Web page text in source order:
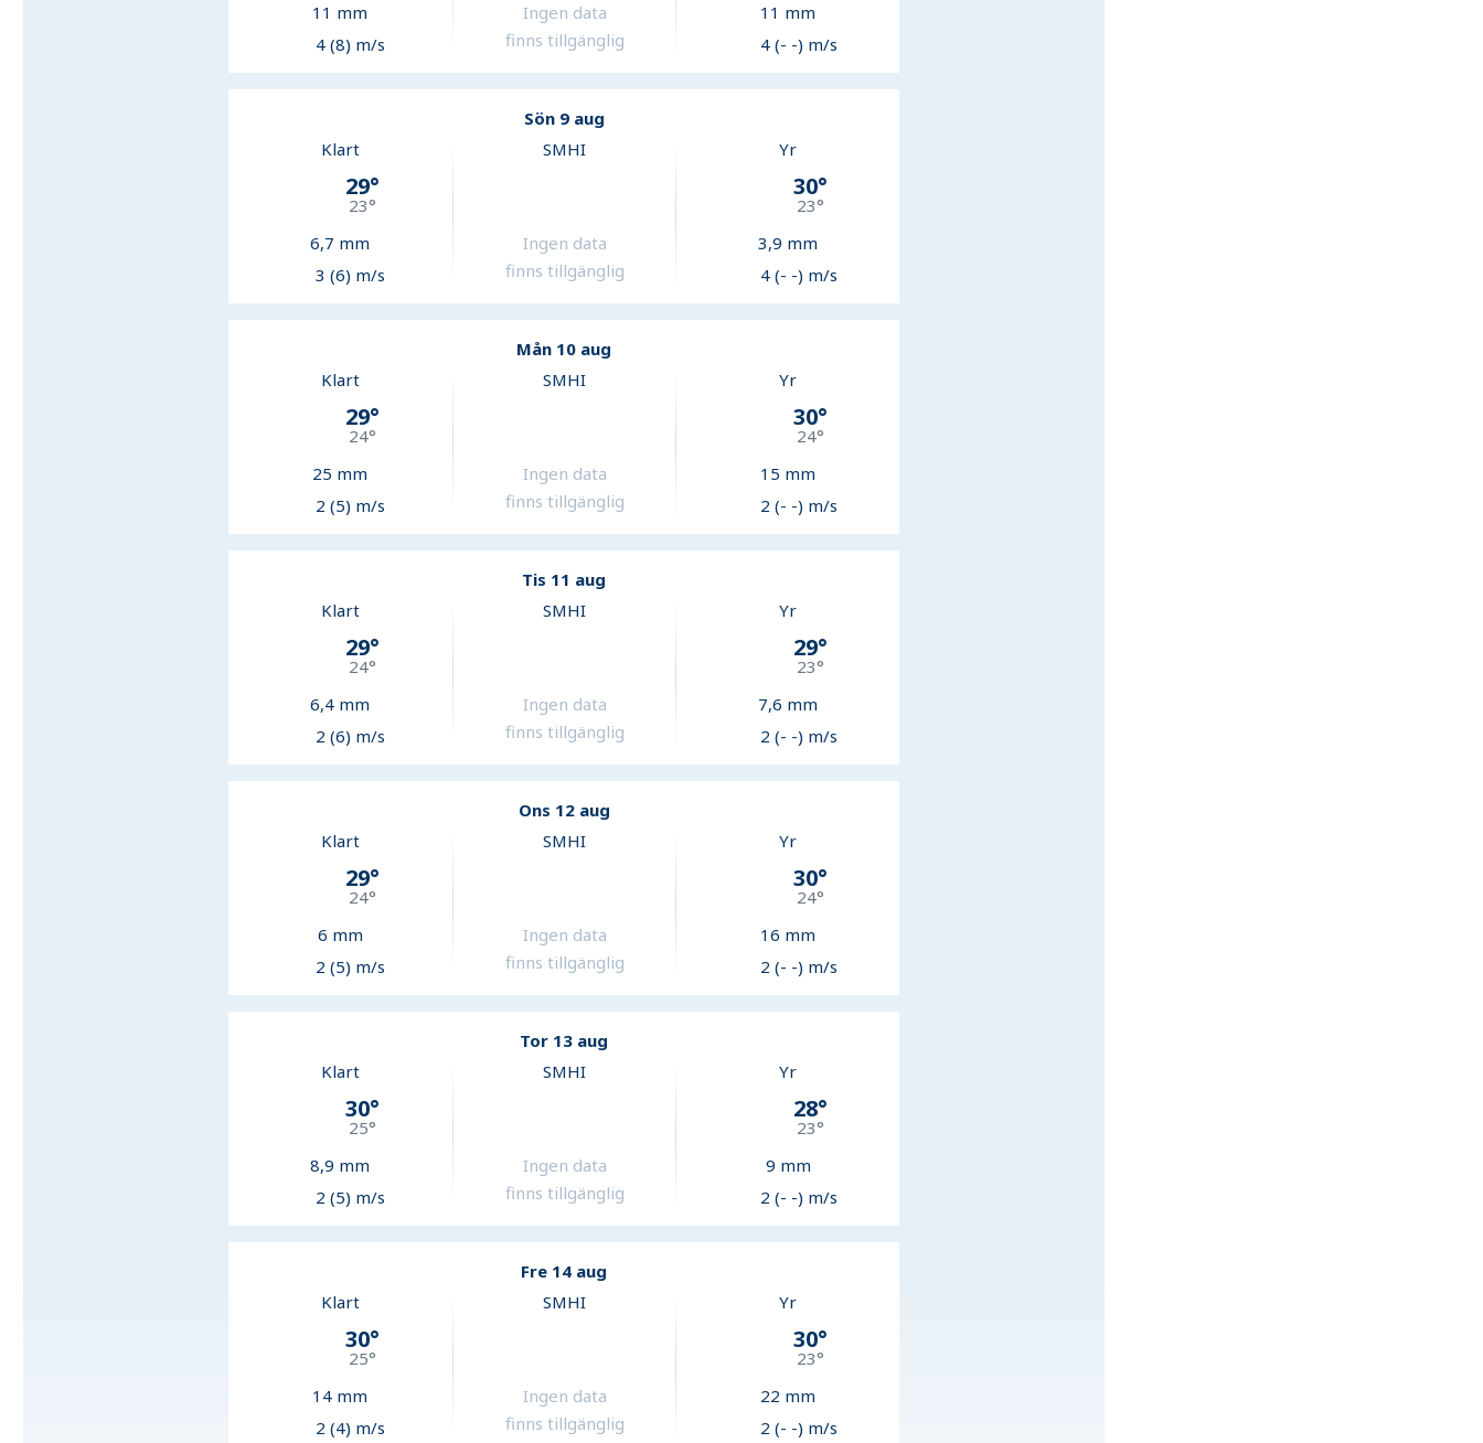
11 mm
4 (8) m/s
Ingen data
finns tillgänglig
11 mm
4 (- -) m/s
Sön 9 aug
Klart
29°
23°
6,7 mm
3 (6) m/s
SMHI
Ingen data
finns tillgänglig
Yr
30°
23°
3,9 mm
4 (- -) m/s
Mån 10 aug
Klart
29°
24°
25 mm
2 (5) m/s
SMHI
Ingen data
finns tillgänglig
Yr
30°
24°
15 mm
2 (- -) m/s
Tis 11 aug
Klart
29°
24°
6,4 mm
2 (6) m/s
SMHI
Ingen data
finns tillgänglig
Yr
29°
23°
7,6 mm
2 (- -) m/s
Ons 12 aug
Klart
29°
24°
6 mm
2 (5) m/s
SMHI
Ingen data
finns tillgänglig
Yr
30°
24°
16 mm
2 (- -) m/s
Tor 13 aug
Klart
30°
25°
8,9 mm
2 (5) m/s
SMHI
Ingen data
finns tillgänglig
Yr
28°
23°
9 mm
2 (- -) m/s
Fre 14 aug
Klart
30°
25°
14 mm
2 (4) m/s
SMHI
Ingen data
finns tillgänglig
Yr
30°
23°
22 mm
2 (- -) m/s